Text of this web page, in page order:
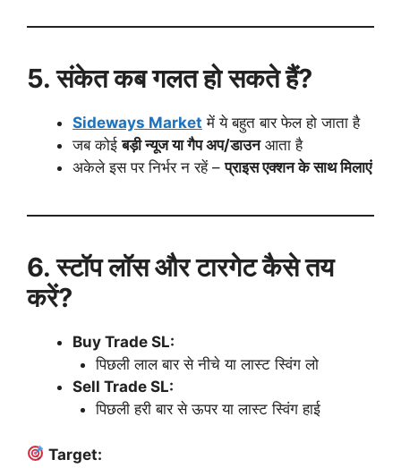
5. संकेत कब गलत हो सकते हैं?
Sideways Market में ये बहुत बार फेल हो जाता है
जब कोईबड़ी न्यूज या गैप अप/डाउनआता है
अकेले इस पर निर्भर न रहें –प्राइस एक्शन के साथ मिलाएं
6. स्टॉप लॉस और टारगेट कैसे तय
करें?
Buy Trade SL:
पिछली लाल बार से नीचे या लास्ट स्विंग लो
Sell Trade SL:
पिछली हरी बार से ऊपर या लास्ट स्विंग हाई
Target: